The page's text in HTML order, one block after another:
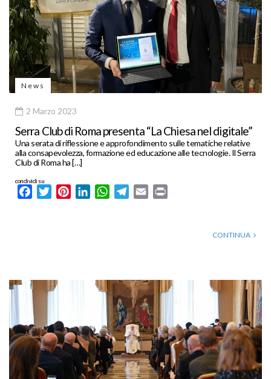
News
2 Marzo 2023
Serra Club di Roma presenta “La Chiesa nel digitale”
Una serata di riflessione e approfondimento sulle tematiche relative
alla consapevolezza, formazione ed educazione alle tecnologie. Il Serra
Club di Roma ha […]
condividi su
FacebookTwitterPinterestLinkedInWhatsApp
Telegram
Email
CONTINUA